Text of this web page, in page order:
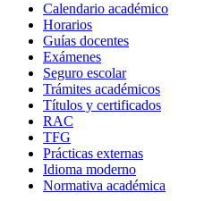
Calendario académico
Horarios
Guías docentes
Exámenes
Seguro escolar
Trámites académicos
Títulos y certificados
RAC
TFG
Prácticas externas
Idioma moderno
Normativa académica